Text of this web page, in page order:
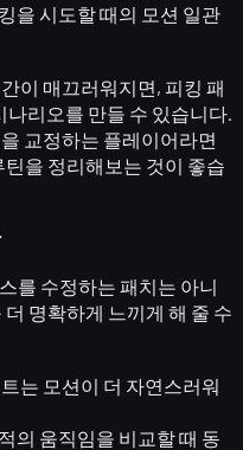
을 시도할 때의 모션 일관
이 매끄러워지면, 피킹 패
나리오를 만들 수 있습니다.
교정하는 플레이어라면
을 정리해보는 것이 좋습
를 수정하는 패치는 아니
더 명확하게 느끼게 해 줄 수
는 모션이 더 자연스러워
의 움직임을 비교할 때 동